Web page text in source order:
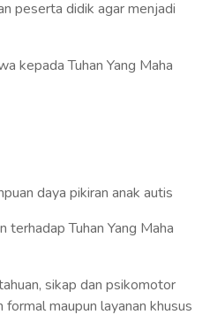
peserta didik agar menjadi
kepada Tuhan Yang Maha
daya pikiran anak autis
Tuhan Yang Maha
sikap dan psikomotor
maupun layanan khusus